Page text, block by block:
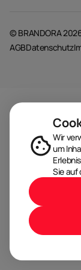
© BRANDORA
AGBDatenschutz
Wir
um
Sie auf